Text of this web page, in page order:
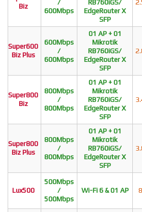
Biz
/
600Mbps
RB760iGS/
EdgeRouter X
SFP
Super600
Biz Plus
600Mbps
/
600Mbps
01 AP + 01
Mikrotik
RB760iGS/
EdgeRouter X
SFP
Super800
Biz
800Mbps
/
800Mbps
01 AP + 01
Mikrotik
RB760iGS/
EdgeRouter X
SFP
Super800
Biz Plus
800Mbps
/
800Mbps
01 AP + 01
Mikrotik
RB760iGS/
EdgeRouter X
SFP
Lux500
500Mbps
/
500Mbps
Wi-Fi 6 & 01 AP